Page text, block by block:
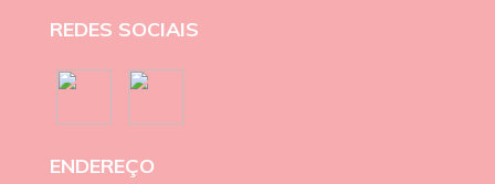
REDES SOCIAIS
ENDEREÇO